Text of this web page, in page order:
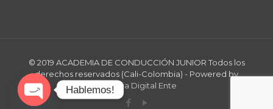
© 2019 ACADEMIA DE CONDUCCIÓN JUNIOR Todos los
derechos reservados (Cali-Colombia) - Powered by
Agencia Digital Ente
Hablemos!